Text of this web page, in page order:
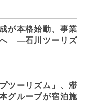
が本格始動、事業
へ ―石川ツーリズ
ツーリズム」、滞
グループが宿泊施